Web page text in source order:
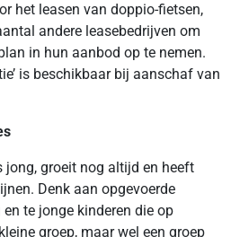
het leasen van doppio-fietsen,
andere leasebedrijven om
in hun aanbod op te nemen.
is beschikbaar bij aanschaf van
jong, groeit nog altijd en heeft
Denk aan opgevoerde
te jonge kinderen die op
groep, maar wel een groep